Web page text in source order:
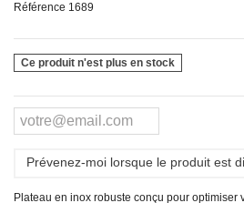
Référence 1689
Ce produit n'est plus en stock
Prévenez-moi lorsque le produit est
Plateau en inox robuste conçu pour optimiser